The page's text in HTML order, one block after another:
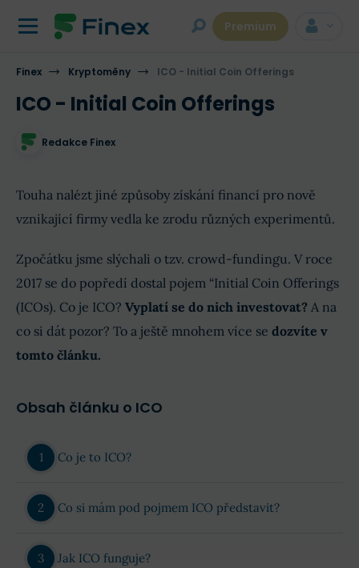
Premium
Finex Kryptoměny ICO - Initial Coin Offerings
ICO - Initial Coin Offerings
Redakce Finex
Touha nalézt jiné způsoby získání financí pro nově
vznikající firmy vedla ke zrodu různých experimentů.
Zpočátku jsme slýchali o tzv. crowd-fundingu. V roce
2017 se do popředí dostal pojem “Initial Coin Offerings
(ICOs). Co je ICO? Vyplatí se do nich investovat? A na
co si dát pozor? To a ještě mnohem více se dozvíte v
tomto článku.
Obsah článku o ICO
Co je to ICO?
Co si mám pod pojmem ICO představit?
Jak ICO funguje?